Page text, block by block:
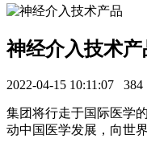
神经介入技术产
2022-04-15 10:11:07 384
集团将行走于国际医学
动中国医学发展，向世